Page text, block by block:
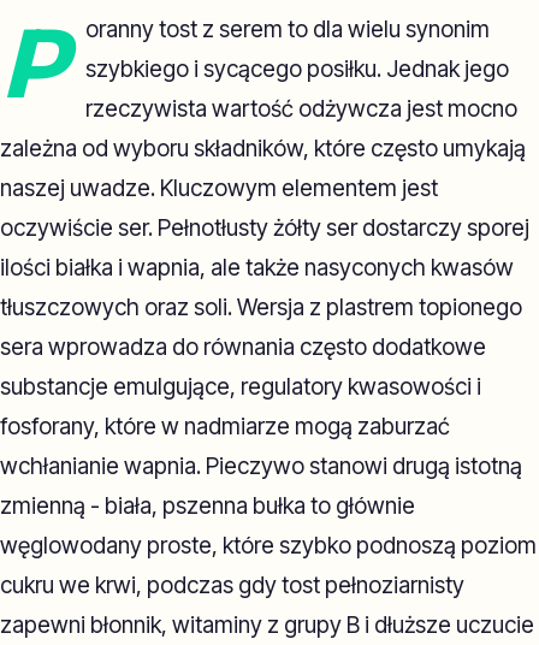
P
oranny tost z serem to dla wielu synonim
szybkiego i sycącego posiłku. Jednak jego
rzeczywista wartość odżywcza jest mocno
zależna od wyboru składników, które często umykają
naszej uwadze. Kluczowym elementem jest
oczywiście ser. Pełnotłusty żółty ser dostarczy sporej
ilości białka i wapnia, ale także nasyconych kwasów
tłuszczowych oraz soli. Wersja z plastrem topionego
sera wprowadza do równania często dodatkowe
substancje emulgujące, regulatory kwasowości i
fosforany, które w nadmiarze mogą zaburzać
wchłanianie wapnia. Pieczywo stanowi drugą istotną
zmienną - biała, pszenna bułka to głównie
węglowodany proste, które szybko podnoszą poziom
cukru we krwi, podczas gdy tost pełnoziarnisty
zapewni błonnik, witaminy z grupy B i dłuższe uczucie